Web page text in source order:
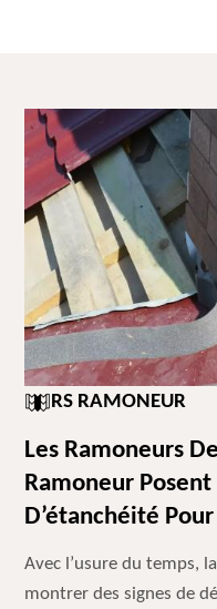
RS RAMONEUR
Les Ramoneurs
Ramoneur
D’étanchéité
Avec l’usure du temps,
montrer des signes de